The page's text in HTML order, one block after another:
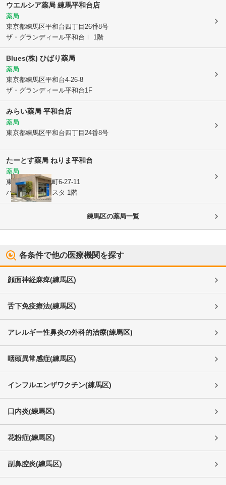
ウエルシア薬局 練馬平和台店
薬局
東京都練馬区平和台四丁目26番8号
ザ・グランディール平和台Ⅰ 1階
Blues(株) ひばり薬局
薬局
東京都練馬区平和台4-26-8
ザ・グランディール平和台1F
みらい薬局 平和台店
薬局
東京都練馬区平和台四丁目24番8号
たーとす薬局 ねりま平和台
薬局
東京都練馬区北町6-27-11
パーチェフォレスタ 1階
練馬区の薬局一覧
各条件で他の医療機関を探す
顔面神経麻痺(練馬区)
舌下免疫療法(練馬区)
アレルギー性鼻炎の外科的治療(練馬区)
咽頭異常感症(練馬区)
インフルエンザワクチン(練馬区)
口内炎(練馬区)
花粉症(練馬区)
副鼻腔炎(練馬区)